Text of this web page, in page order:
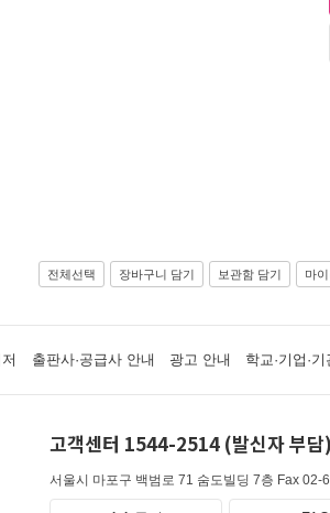
전체선택 장바구니 담기 보관함 담기 마
출판사·공급사 안내 광고 안내 학교·기업·
고객센터 1544-2514 (발신자 부담)
서울시 마포구 백범로 71 숨도빌딩 7층 Fax 02-